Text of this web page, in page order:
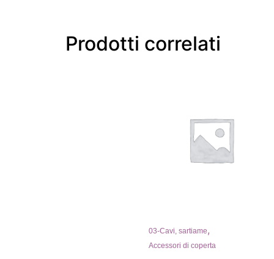
Prodotti correlati
03-Cavi, sartiame,
Accessori di coperta